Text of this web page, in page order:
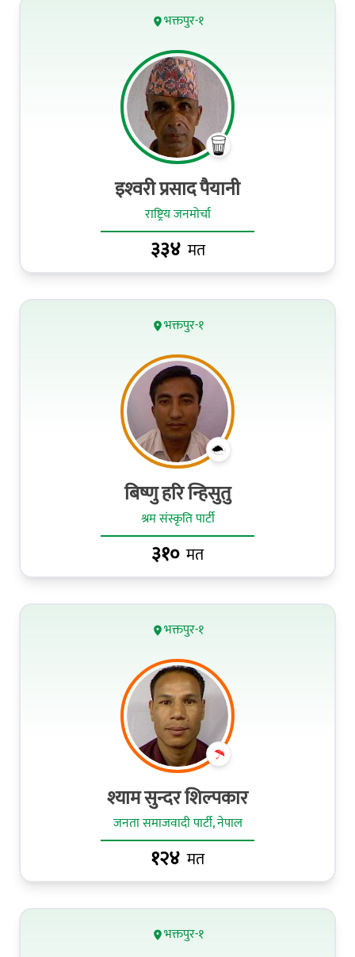
भक्तपुर-१
इश्‍वरी प्रसाद पैयानी
राष्ट्रिय जनमोर्चा
३३४ मत
भक्तपुर-१
बिष्णु हरि न्हिसुतु
श्रम संस्कृति पार्टी
३१० मत
भक्तपुर-१
श्याम सुन्दर शिल्पकार
जनता समाजवादी पार्टी, नेपाल
१२४ मत
भक्तपुर-१